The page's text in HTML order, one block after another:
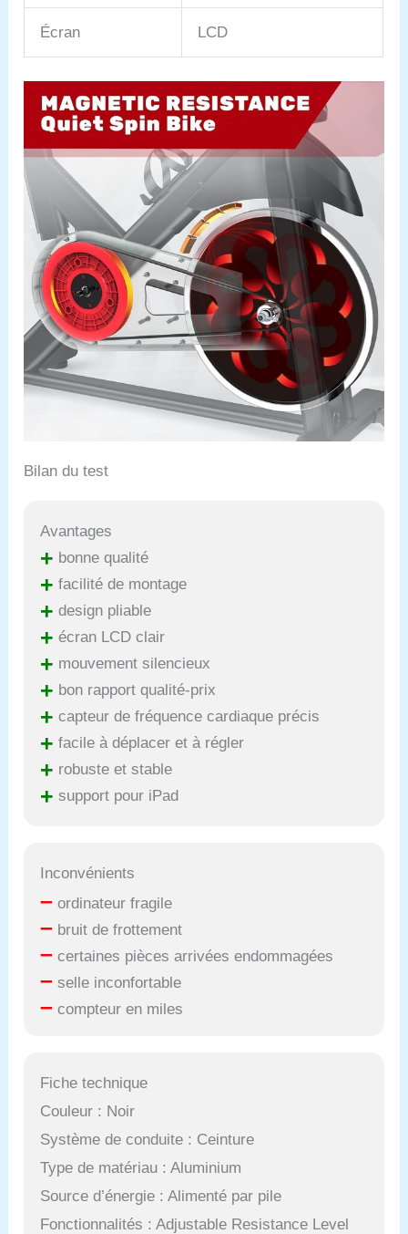
heures.
Écran LCD
Bilan du test
Avantages
+ bonne qualité
+ facilité de montage
+ design pliable
+ écran LCD clair
+ mouvement silencieux
+ bon rapport qualité-prix
+ capteur de fréquence cardiaque précis
+ facile à déplacer et à régler
+ robuste et stable
+ support pour iPad
Inconvénients
– ordinateur fragile
– bruit de frottement
– certaines pièces arrivées endommagées
– selle inconfortable
– compteur en miles
Fiche technique
Couleur : Noir
Système de conduite : Ceinture
Type de matériau : Aluminium
Source d’énergie : Alimenté par pile
Fonctionnalités : Adjustable Resistance Level